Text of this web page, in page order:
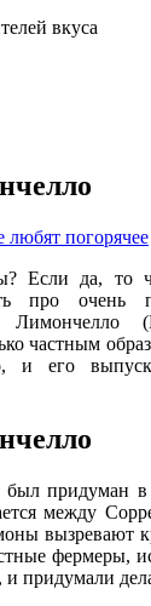
вкуса
любят погорячее
Если да, то
про очень
частным
и его
придуман в
между
вызревают
фермеры,
придумали